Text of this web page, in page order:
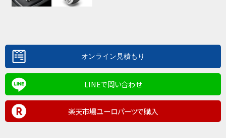
LINEで問い合わせ
楽天市場ユーロパーツで購入